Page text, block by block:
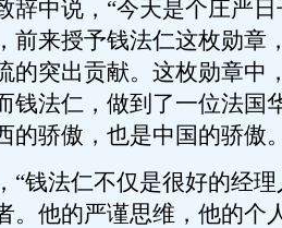
中说，“今天是个庄严日
前来授予钱法仁这枚勋章
的突出贡献。这枚勋章中
钱法仁，做到了一位法国
的骄傲，也是中国的骄傲
法仁不仅是很好的经理
。他的严谨思维，他的个